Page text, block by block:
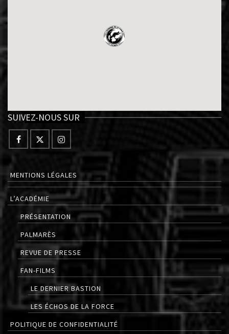
SUIVEZ-NOUS SUR
MENTIONS LÉGALES
L’ACADÉMIE
PRÉSENTATION
PALMARÈS
REVUE DE PRESSE
FAN-FILMS
LE DERNIER BASTION
LES ÉCHOS DE LA FORCE
POLITIQUE DE CONFIDENTIALITÉ